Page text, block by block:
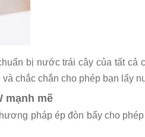
bị nước trái cây của tất cả
chắc chắn cho phép bạn lấy
mạnh mẽ
pháp ép đòn bẩy cho